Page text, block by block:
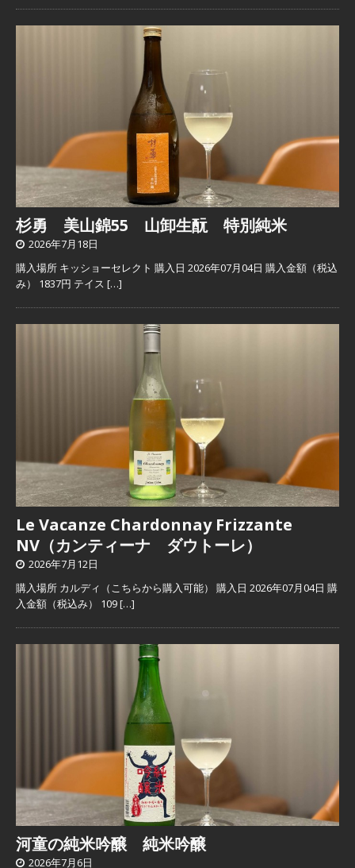
杉勇 美山錦55 山卸生酛 特別純米
2026年7月18日
購入場所 キッショーセレクト 購入日 2026年07月04日 購入金額（税込
み） 1837円 テイス […]
Le Vacanze Chardonnay Frizzante
NV（カンティーナ ダウトーレ）
2026年7月12日
購入場所 カルディ（こちらから購入可能） 購入日 2026年07月04日 購
入金額（税込み） 109[…]
河童の純米吟醸 純米吟醸
2026年7月6日